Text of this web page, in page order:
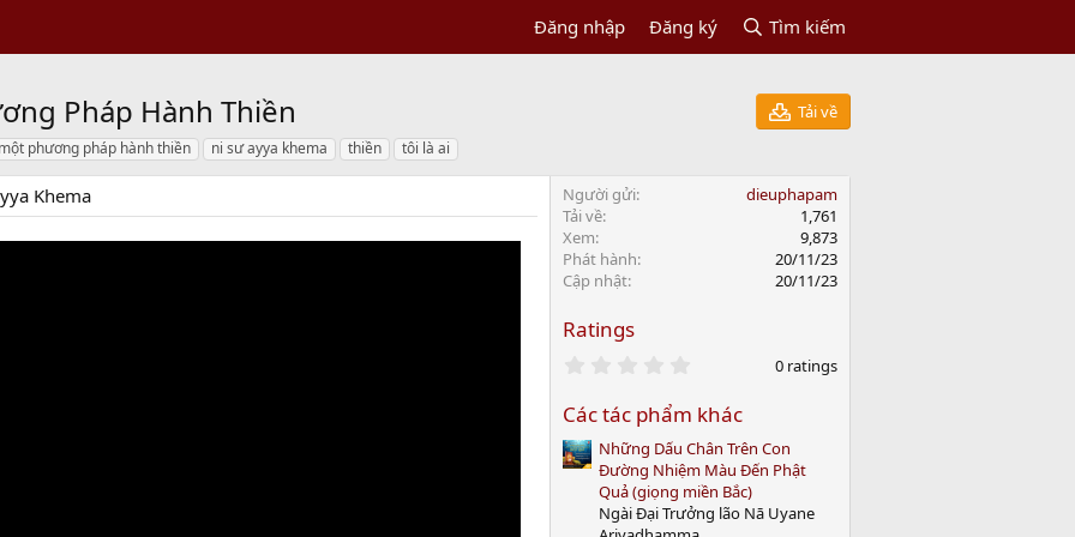
Đăng nhập Đăng ký Tìm kiếm
Pháp Hành Thiền
Tải về
một phương pháp hành thiền ni sư ayya khema thiền tôi là ai
Khema Người gửi
dieuphapam
Tải về
1,761
Xem
9,873
Phát hành
20/11/23
Cập nhật
20/11/23
Ratings
0
t
a
r
(
s
0 ratings
Các tác phẩm khác
Những Dấu Chân Trên Con
Đường Nhiệm Màu Đến Phật
Quả (giọng miền Bắc)
Ngài Đại Trưởng lão Nā Uyane